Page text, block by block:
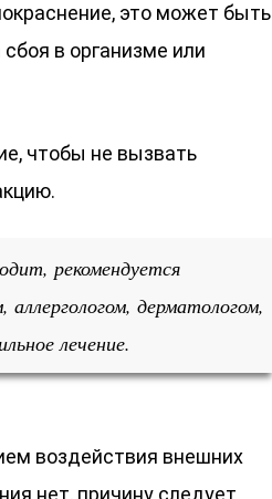
это может быть
в организме или
чтобы не вызвать
рекомендуется
дерматологом,
лечение.
воздействия внешних
нет, причину следует